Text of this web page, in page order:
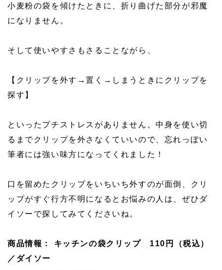
小麦粉の袋を傾けたときに、折り曲げた部分が邪魔
になりません。
そして使いやすさもさることながら、
【クリップを外す→置く→しまうときにクリップを
探す】
といったプチストレスがありません。中身を使い切
るまでクリップを外さなくていいので、忘れっぽい
筆者には強い味方になってくれました！
口を留めたクリップをいちいち外すのが面倒、クリ
ップがすぐ行方不明になるとお悩みの人は、ぜひダ
イソーで探してみてくださいね。
商品情報： キッチンの袋クリップ 110円（税込）
／ダイソー